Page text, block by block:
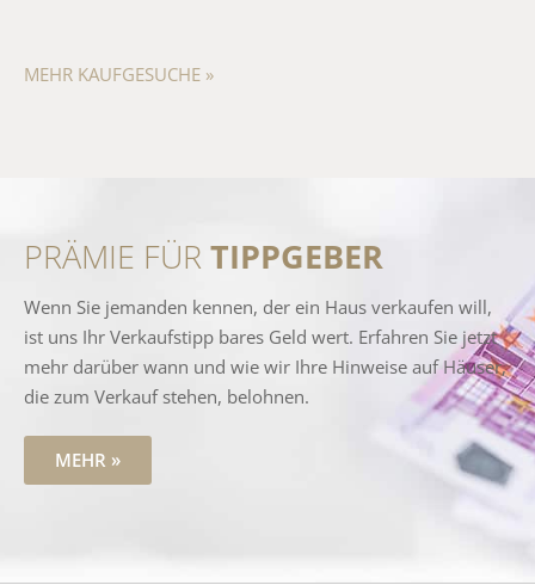
MEHR KAUFGESUCHE »
PRÄMIE FÜR TIPPGEBER
Wenn Sie jemanden kennen, der ein Haus verkaufen will,
ist uns Ihr Verkaufstipp bares Geld wert. Erfahren Sie jetzt
mehr darüber wann und wie wir Ihre Hinweise auf Häuser,
die zum Verkauf stehen, belohnen.
MEHR »